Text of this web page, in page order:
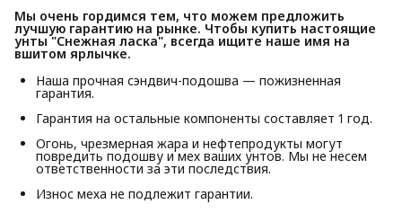
Мы очень гордимся тем, что можем предложить
лучшую гарантию на рынке. Чтобы купить настоящие
унты "Снежная ласка", всегда ищите наше имя на
вшитом ярлычке.
Наша прочная сэндвич-подошва — пожизненная
гарантия.
Гарантия на остальные компоненты составляет 1 год.
Огонь, чрезмерная жара и нефтепродукты могут
повредить подошву и мех ваших унтов. Мы не несем
ответственности за эти последствия.
Износ меха не подлежит гарантии.